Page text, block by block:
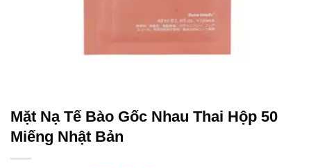
Mặt Nạ Tế Bào Gốc Nhau Thai Hộp 50
Miếng Nhật Bản